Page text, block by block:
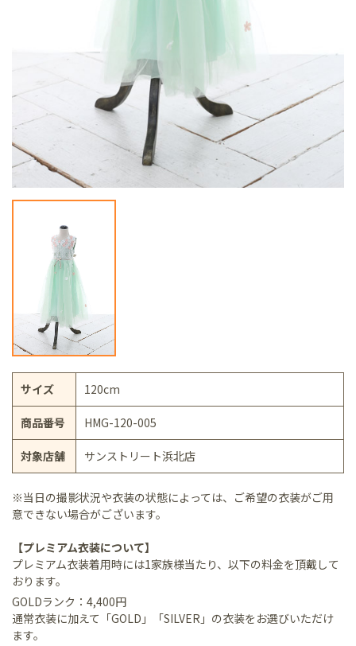
サイズ 120cm
商品番号 HMG-120-005
対象店舗 サンストリート浜北店
※当日の撮影状況や衣装の状態によっては、ご希望の衣装がご用
意できない場合がございます。
【プレミアム衣装について】
プレミアム衣装着用時には1家族様当たり、以下の料金を頂戴して
おります。
GOLDランク：4,400円
通常衣装に加えて「GOLD」「SILVER」の衣装をお選びいただけ
ます。